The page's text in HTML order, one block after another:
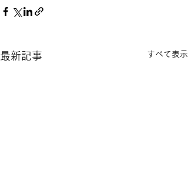
最新記事 すべて表示